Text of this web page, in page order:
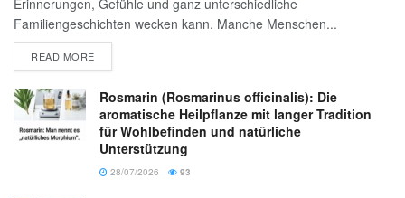
Erinnerungen, Gefühle und ganz unterschiedliche
Familiengeschichten wecken kann. Manche Menschen...
READ MORE
Rosmarin (Rosmarinus officinalis): Die
aromatische Heilpflanze mit langer Tradition
für Wohlbefinden und natürliche
Unterstützung
28/07/2026 93